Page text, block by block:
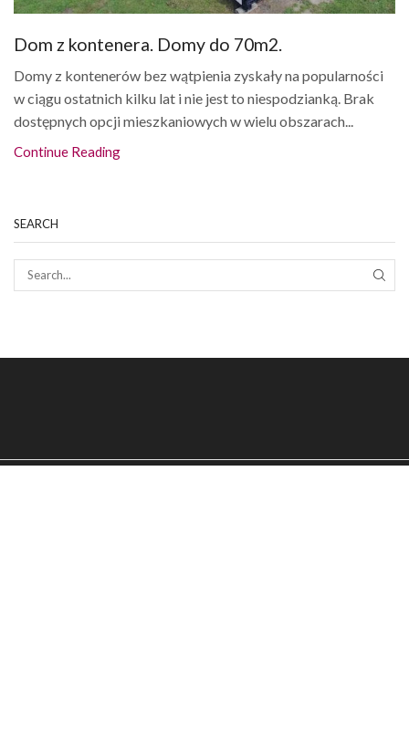
Dom z kontenera. Domy do 70m2.
Domy z kontenerów bez wątpienia zyskały na popularności
w ciągu ostatnich kilku lat i nie jest to niespodzianką. Brak
dostępnych opcji mieszkaniowych w wielu obszarach...
Continue Reading
SEARCH